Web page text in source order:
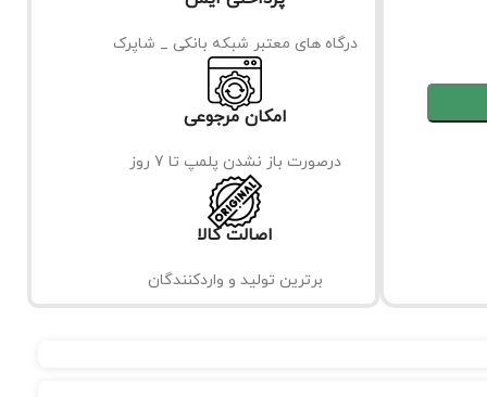
درگاه های معتبر شبکه بانکی _ شاپرک
امکان مرجوعی
درصورت باز نشدن پلمپ تا 7 روز
اصالت کالا
برترین تولید و واردکنندگان